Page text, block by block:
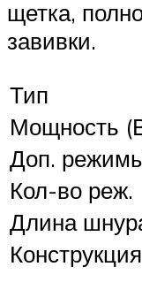
щетка,
завивки.
Тип
Мощность
Доп.
Кол-во реж.
Длина
Конструкция